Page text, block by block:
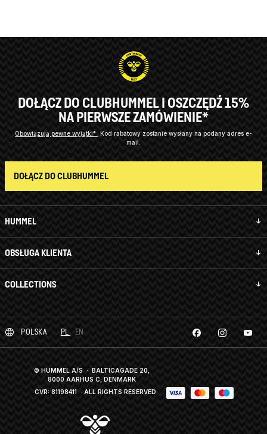
HUMMEL
OBSŁUGA KLIENTA
COLLECTIONS
DOŁĄCZ DO CLUBHUMMEL I OSZCZĘDŹ 15%
NA PIERWSZE ZAMÓWIENIE*
Obowiązują pewne wyjątki*
Kod rabatowy zostanie wysłany na podany adres e-
mail.
DOŁĄCZ DO CLUBHUMMEL
POLSKA PL EN
© HUMMEL A/S · BALTICAGADE 20,
8000 AARHUS C, DENMARK
CVR: 81198411 · ALL RIGHTS RESERVED